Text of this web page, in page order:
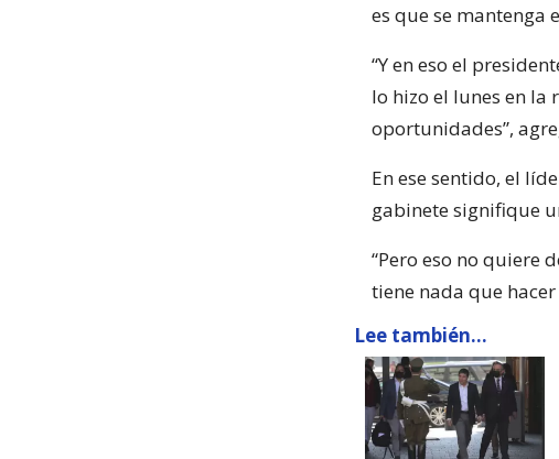
es que se mantenga
“Y en eso el
lo hizo el lunes en la
oportunidades”,
En ese sentido, el
gabinete signifique
“Pero eso no quiere
tiene nada que
Lee también...